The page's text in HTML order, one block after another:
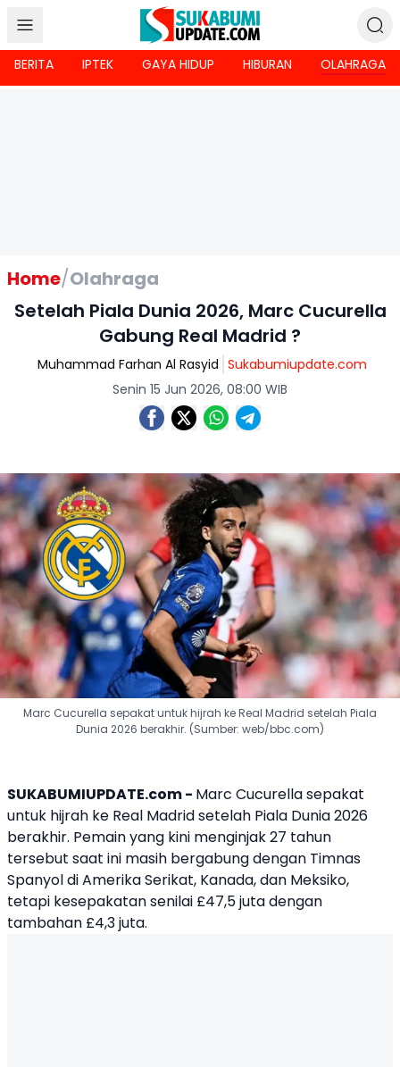
BERITA IPTEK GAYA HIDUP HIBURAN OLAHRAGA
Home/Olahraga
Setelah Piala Dunia 2026, Marc Cucurella
Gabung Real Madrid ?
Muhammad Farhan Al Rasyid Sukabumiupdate.com
Senin 15 Jun 2026, 08:00 WIB
Marc Cucurella sepakat untuk hijrah ke Real Madrid setelah Piala
Dunia 2026 berakhir. (Sumber: web/bbc.com)
SUKABUMIUPDATE.com - Marc Cucurellasepakat
untuk hijrah ke Real Madridsetelah Piala Dunia 2026
berakhir. Pemain yang kini menginjak 27 tahun
tersebut saat ini masih bergabung dengan Timnas
Spanyol di Amerika Serikat, Kanada, dan Meksiko,
tetapi kesepakatan senilai £47,5 juta dengan
tambahan £4,3 juta.